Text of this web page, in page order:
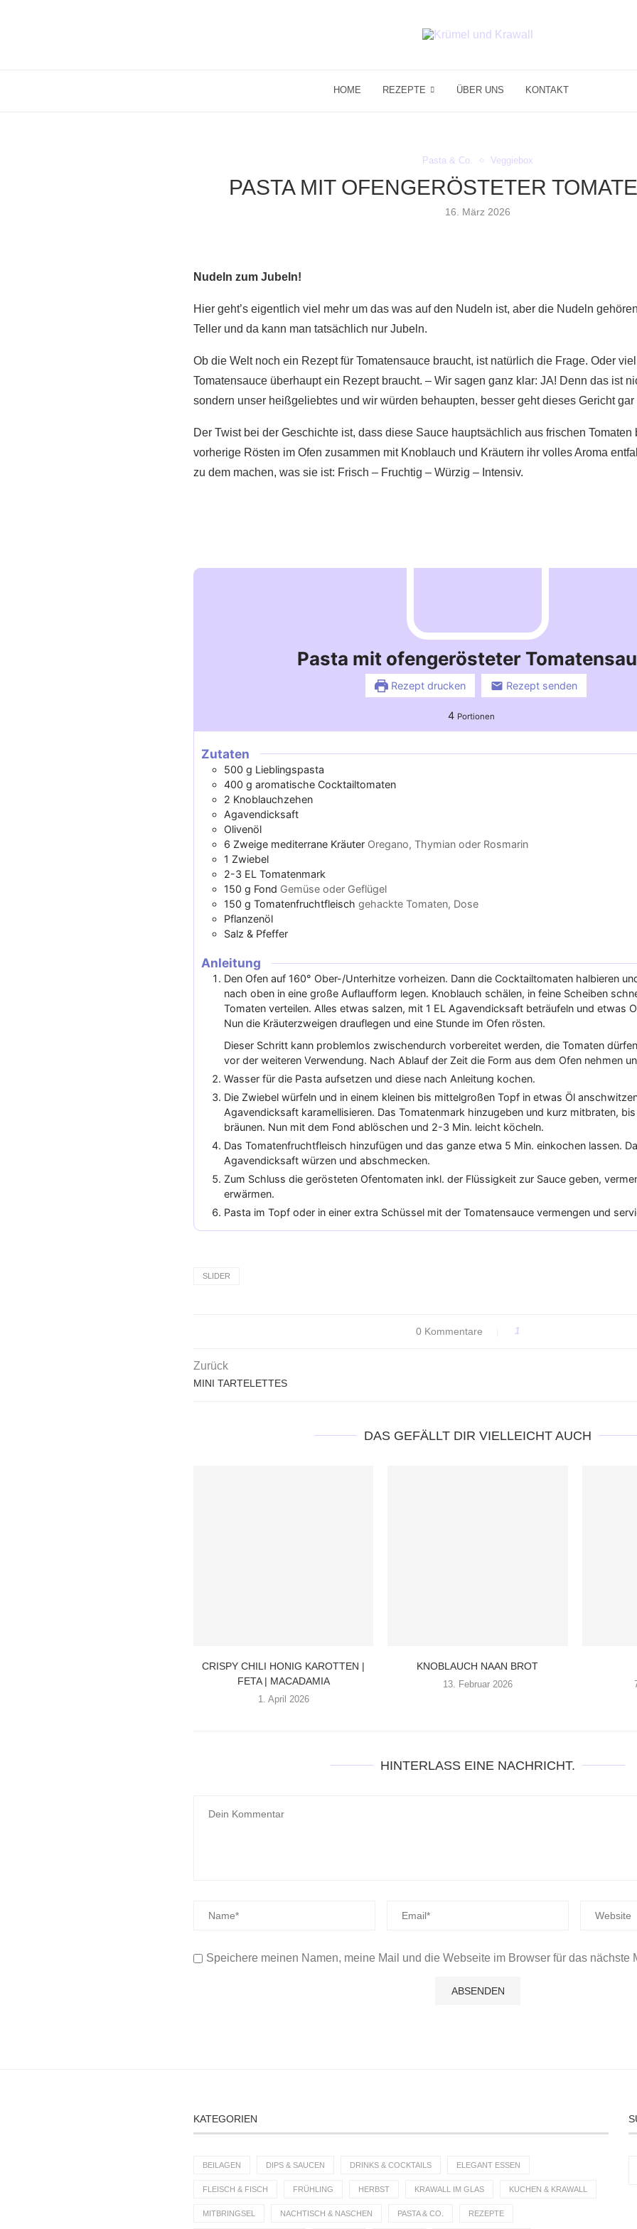
HOME REZEPTE ÜBER UNS KONTAKT
Pasta & Co. Veggiebox
PASTA MIT OFENGERÖSTETER
16. März 2026
Nudeln zum Jubeln!
Hier geht’s eigentlich viel mehr um das was auf den Nudeln ist, aber die Nudeln
Teller und da kann man tatsächlich nur Jubeln.
Ob die Welt noch ein Rezept für Tomatensauce braucht, ist natürlich die Frage. Oder
Tomatensauce überhaupt ein Rezept braucht. – Wir sagen ganz klar: JA! Denn das ist
sondern unser heißgeliebtes und wir würden behaupten, besser geht dieses Gericht gar
Der Twist bei der Geschichte ist, dass diese Sauce hauptsächlich aus frischen Tomaten
vorherige Rösten im Ofen zusammen mit Knoblauch und Kräutern ihr volles Aroma
zu dem machen, was sie ist: Frisch – Fruchtig – Würzig – Intensiv.
Pasta mit ofengerösteter
Rezept drucken Rezept senden
4 Portionen
Zutaten
500 g Lieblingspasta
400 g aromatische Cocktailtomaten
2 Knoblauchzehen
Agavendicksaft
Olivenöl
6 Zweige mediterrane Kräuter Oregano, Thymian oder Rosmarin
1 Zwiebel
2-3 EL Tomatenmark
150 g Fond Gemüse oder Geflügel
150 g Tomatenfruchtfleisch gehackte Tomaten, Dose
Pflanzenöl
Salz & Pfeffer
Anleitung
Den Ofen auf 160° Ober-/Unterhitze vorheizen. Dann die Cocktailtomaten halbieren
nach oben in eine große Auflaufform legen. Knoblauch schälen, in feine Scheiben
Tomaten verteilen. Alles etwas salzen, mit 1 EL Agavendicksaft beträufeln und etwas
Nun die Kräuterzweigen drauflegen und eine Stunde im Ofen rösten.
Dieser Schritt kann problemlos zwischendurch vorbereitet werden, die Tomaten
vor der weiteren Verwendung. Nach Ablauf der Zeit die Form aus dem Ofen nehmen
Wasser für die Pasta aufsetzen und diese nach Anleitung kochen.
Die Zwiebel würfeln und in einem kleinen bis mittelgroßen Topf in etwas Öl
Agavendicksaft karamellisieren. Das Tomatenmark hinzugeben und kurz mitbraten,
bräunen. Nun mit dem Fond ablöschen und 2-3 Min. leicht köcheln.
Das Tomatenfruchtfleisch hinzufügen und das ganze etwa 5 Min. einkochen lassen.
Agavendicksaft würzen und abschmecken.
Zum Schluss die gerösteten Ofentomaten inkl. der Flüssigkeit zur Sauce geben,
erwärmen.
Pasta im Topf oder in einer extra Schüssel mit der Tomatensauce vermengen und
SLIDER
0 Kommentare 1
Zurück
MINI TARTELETTES
DAS GEFÄLLT DIR VIELLEICHT AUCH
CRISPY CHILI HONIG KAROTTEN |
FETA | MACADAMIA
1. April 2026
KNOBLAUCH NAAN BROT
13. Februar 2026
HINTERLASS EINE NACHRICHT.
Speichere meinen Namen, meine Mail und die Webseite im Browser für das nächste
KATEGORIEN
BEILAGEN DIPS & SAUCEN DRINKS & COCKTAILS ELEGANT ESSEN
FLEISCH & FISCH FRÜHLING HERBST KRAWALL IM GLAS KUCHEN & KRAWALL
MITBRINGSEL NACHTISCH & NASCHEN PASTA & CO. REZEPTE